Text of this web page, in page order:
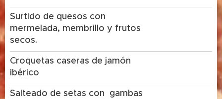
Surtido de quesos con
mermelada, membrillo y frutos
secos.
Croquetas caseras de jamón
ibérico
Salteado de setas con gambas